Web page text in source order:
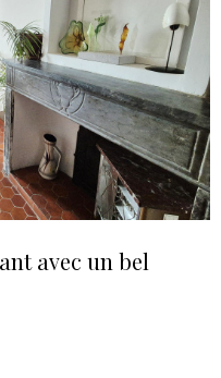
avec un bel